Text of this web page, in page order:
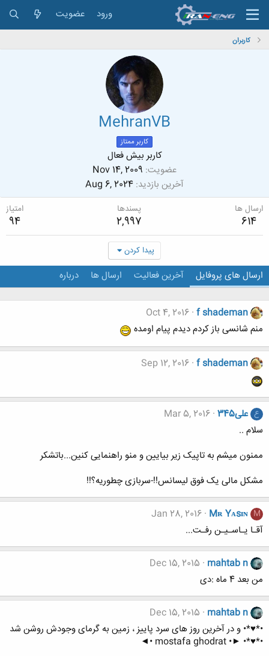
ورود عضویت
کاربران
MehranVB
کاربر ممتاز
کاربر بیش فعال
عضویت Nov 14, 2009
آخرین بازدید Aug 6, 2024
ارسال ها
614
پسندها
2,997
امتیاز
94
پیدا کردن
ارسال های پروفایل آخرین فعالیت ارسال ها درباره
f shademan
Oct 4, 2016
منم شانسی باز کردم دیدم پیام اومده
f shademan
Sep 12, 2016
ع علی345
Mar 5, 2016
سلام ..
ممنون میشم به تاپیک زیر بیایین و منو راهنمایی کنین...باتشکر
مشکل مالی یک فوق لیسانس!!-سربازی چطوریه؟!!
M
Mʀ Yᴀsɪɴ
Jan 28, 2016
آقـا یـاسـیـن رفـت...
mahtab n
Dec 15, 2015
من بعد 4 ماه :دی
mahtab n
Dec 15, 2015
•*♥*• و در آخرین روز های سرد پاییز ، زمین به گرمای وجودش روشن شد
•*♥*• ►• mostafa ghodrat •◄